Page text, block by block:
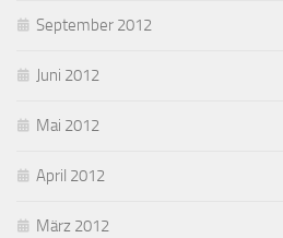
September 2012
Juni 2012
Mai 2012
April 2012
März 2012